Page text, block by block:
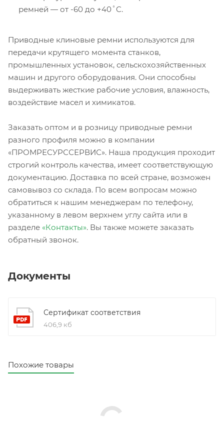
ремней — от -60 до +40˚C.
Приводные клиновые ремни используются для
передачи крутящего момента станков,
промышленных установок, сельскохозяйственных
машин и другого оборудования. Они способны
выдерживать жесткие рабочие условия, влажность,
воздействие масел и химикатов.
Заказать оптом и в розницу приводные ремни
разного профиля можно в компании
«ПРОМРЕСУРССЕРВИС». Наша продукция проходит
строгий контроль качества, имеет соответствующую
документацию. Доставка по всей стране, возможен
самовывоз со склада. По всем вопросам можно
обратиться к нашим менеджерам по телефону,
указанному в левом верхнем углу сайта или в
разделе «Контакты». Вы также можете заказать
обратный звонок.
Документы
Сертификат соответствия
406,9 кб
Похожие товары